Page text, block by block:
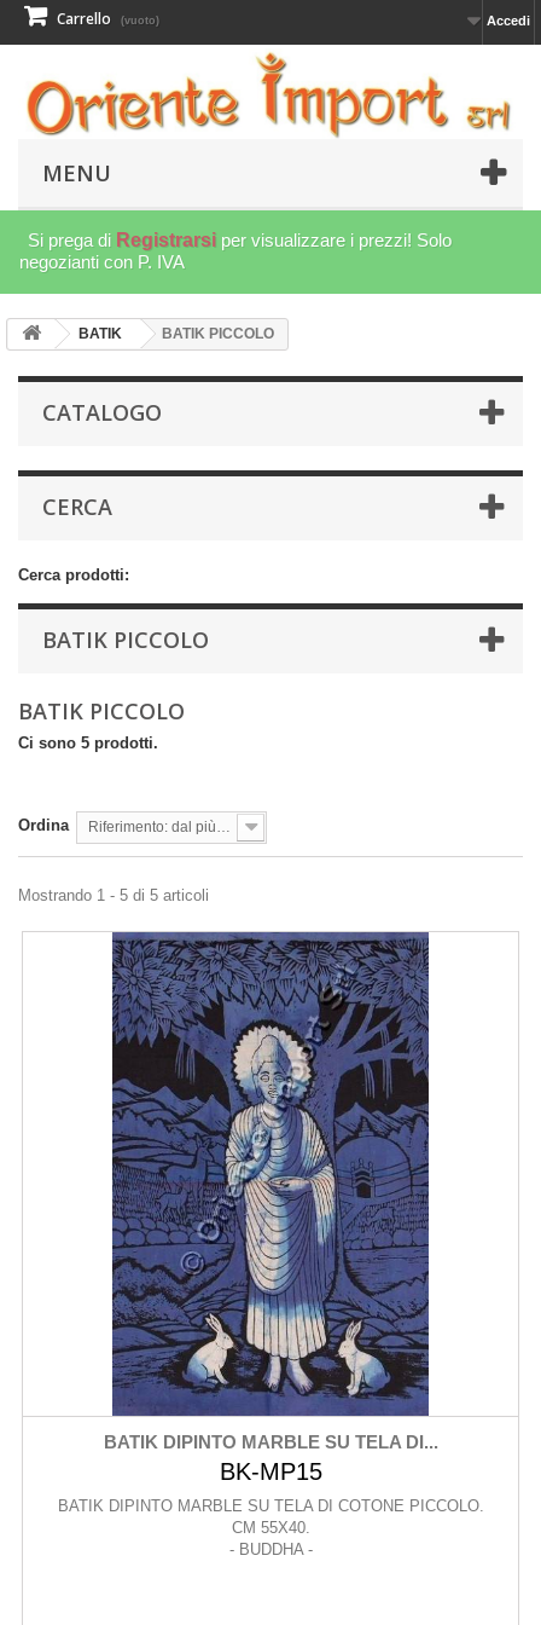
Accedi
Carrello (vuoto)
MENU
Si prega di Registrarsi per visualizzare i prezzi! Solo
negozianti con P. IVA
BATIK BATIK PICCOLO
CATALOGO
CERCA
Cerca prodotti:
BATIK PICCOLO
BATIK PICCOLO
Ci sono 5 prodotti.
Ordina
Mostrando 1 - 5 di 5 articoli
BATIK DIPINTO MARBLE SU TELA DI...
BK-MP15
BATIK DIPINTO MARBLE SU TELA DI COTONE PICCOLO.
CM 55X40.
- BUDDHA -